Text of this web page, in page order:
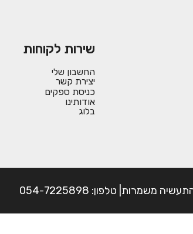
שירות לקוחות
החשבון שלי
יצירת קשר
כניסת ספקים
אודותינו
בלוג